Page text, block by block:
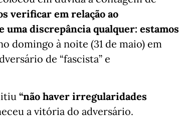
verificar em relação ao
discrepância qualquer: estamos
domingo à noite (31 de maio) em
de “fascista” e
“não haver irregularidades
a vitória do adversário.